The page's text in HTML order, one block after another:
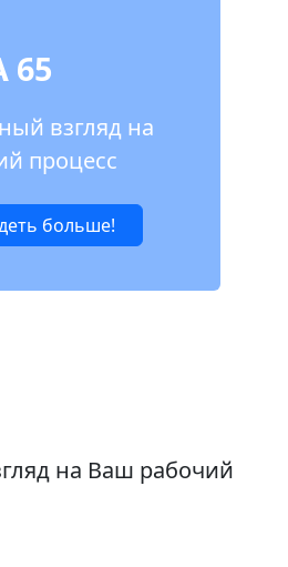
65
взгляд на
процесс
больше!
на Ваш рабочий